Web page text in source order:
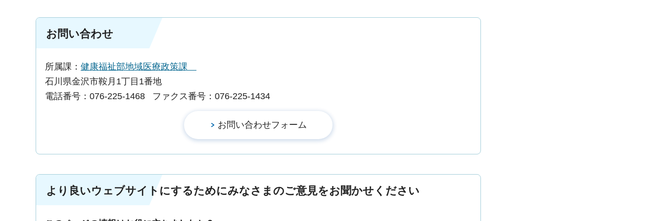
お問い合わせ
所属課： 健康福祉部地域医療政策課
石川県金沢市鞍月1丁目1番地
電話番号：076-225-1468
ファクス番号：076-225-1434
より良いウェブサイトにするためにみなさまのご意見をお聞かせください